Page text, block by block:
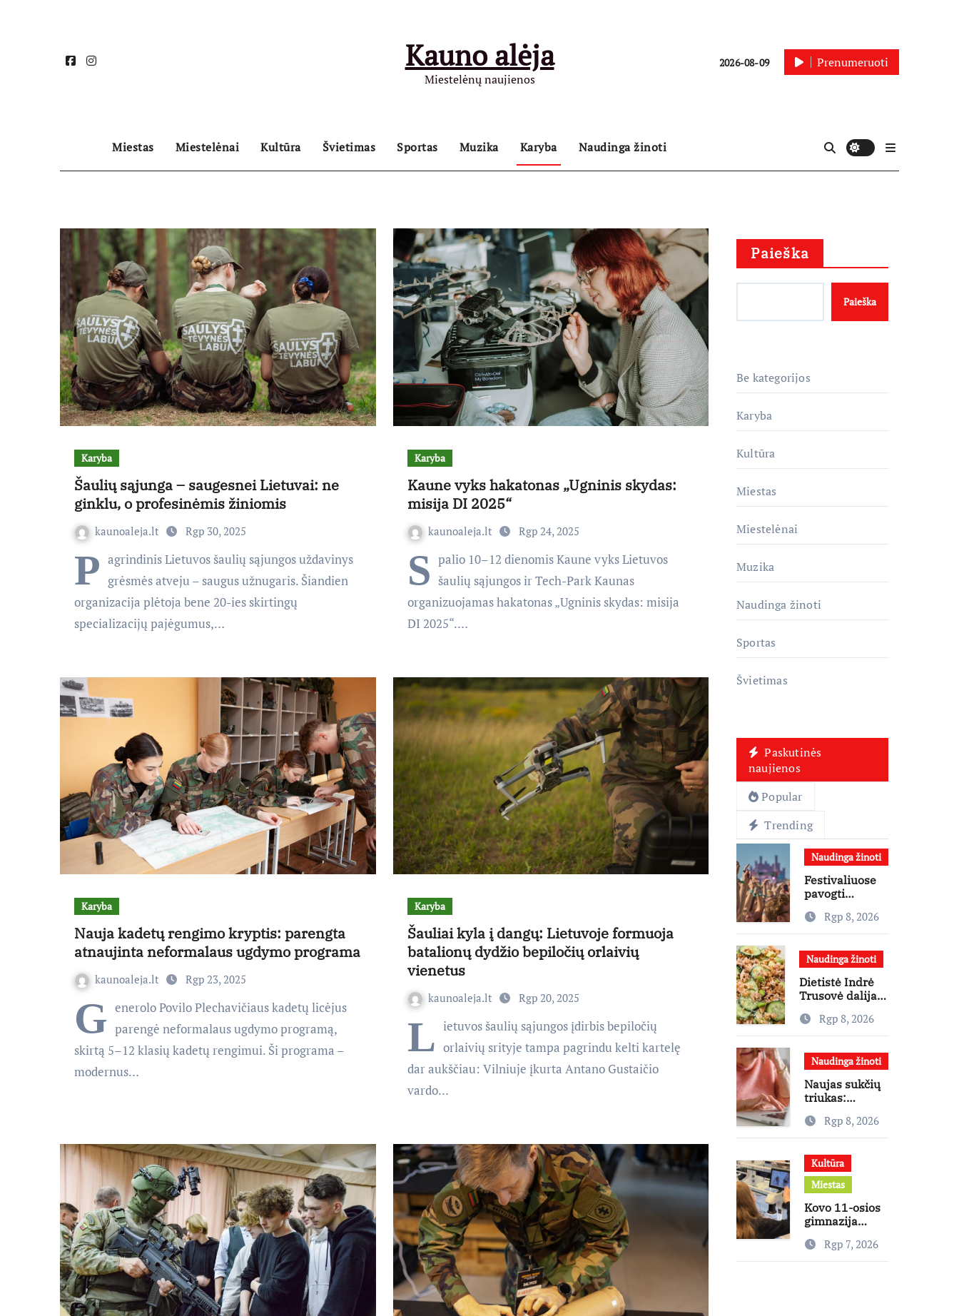
Kauno alėja
Miestelėnų naujienos
2026-08-09 Prenumeruoti
Miestas Miestelėnai Kultūra Švietimas Sportas Muzika Karyba Naudinga žinoti
Karyba
Šaulių sąjunga – saugesnei Lietuvai: ne
ginklu, o profesinėmis žiniomis
kaunoaleja.lt Rgp 30, 2025
P agrindinis Lietuvos šaulių sąjungos uždavinys
grėsmės atveju – saugus užnugaris. Šiandien
organizacija plėtoja bene 20-ies skirtingų
specializacijų pajėgumus,…
Karyba
Kaune vyks hakatonas „Ugninis skydas:
misija DI 2025“
kaunoaleja.lt Rgp 24, 2025
S palio 10–12 dienomis Kaune vyks Lietuvos
šaulių sąjungos ir Tech-Park Kaunas
organizuojamas hakatonas „Ugninis skydas: misija
DI 2025“.…
Karyba
Nauja kadetų rengimo kryptis: parengta
atnaujinta neformalaus ugdymo programa
kaunoaleja.lt Rgp 23, 2025
G enerolo Povilo Plechavičiaus kadetų licėjus
parengė neformalaus ugdymo programą,
skirtą 5–12 klasių kadetų rengimui. Ši programa –
modernus…
Karyba
Šauliai kyla į dangų: Lietuvoje formuoja
batalionų dydžio bepiločių orlaivių
vienetus
kaunoaleja.lt Rgp 20, 2025
L ietuvos šaulių sąjungos įdirbis bepiločių
orlaivių srityje tampa pagrindu kelti kartelę
dar aukščiau: Vilniuje įkurta Antano Gustaičio
vardo…
Paieška
Paieška
Be kategorijos
Karyba
Kultūra
Miestas
Miestelėnai
Muzika
Naudinga žinoti
Sportas
Švietimas
Paskutinės
naujienos
Popular
Trending
Naudinga žinoti
Festivaliuose
pavogti
ausinės ir
laikrodžiai –
ekspertai
primena apie
didžiausias
finansines
rizikas
Rgp 8, 2026
Naudinga žinoti
Dietistė Indrė
Trusovė dalijasi
tinkluose
išpopuliarėjusiu
lašišos salotų
receptu
Rgp 8, 2026
Naudinga žinoti
Naujas sukčių
triukas:
vis dažniau
skambina per
„Viber“
Rgp 8, 2026
Kultūra
Miestas
Kovo 11-osios
gimnazija
mokymosi
kultūrą: nuo
Rgp 7, 2026